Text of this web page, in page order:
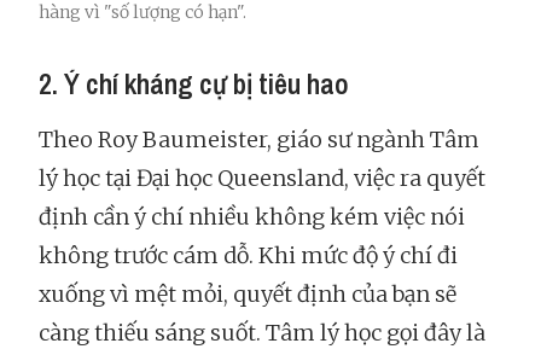
hàng vì "số lượng có hạn".
2. Ý chí kháng cự bị tiêu hao
Theo Roy Baumeister, giáo sư ngành Tâm
lý học tại Đại học Queensland, việc ra quyết
định cần ý chí nhiều không kém việc nói
không trước cám dỗ. Khi mức độ ý chí đi
xuống vì mệt mỏi, quyết định của bạn sẽ
càng thiếu sáng suốt. Tâm lý học gọi đây là